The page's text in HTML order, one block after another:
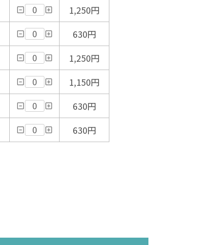
1,250円
630円
1,250円
1,150円
630円
630円